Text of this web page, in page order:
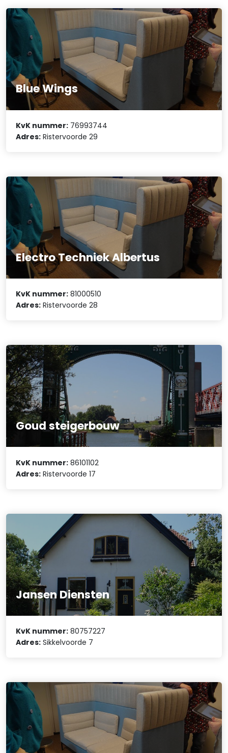
Blue Wings
KvK nummer: 76993744
Adres: Ristervoorde 29
Electro Techniek Albertus
KvK nummer: 81000510
Adres: Ristervoorde 28
Goud steigerbouw
KvK nummer: 86101102
Adres: Ristervoorde 17
Jansen Diensten
KvK nummer: 80757227
Adres: Sikkelvoorde 7